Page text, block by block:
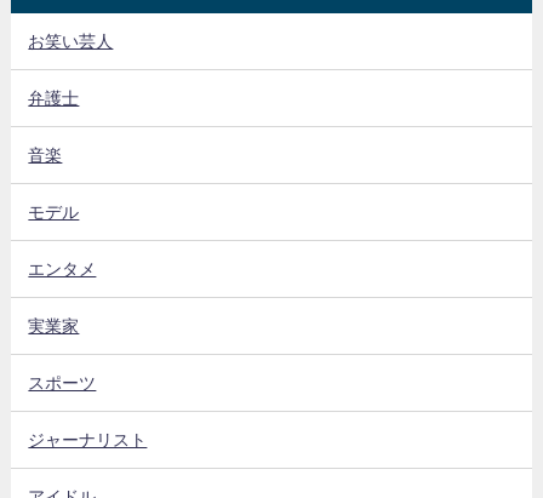
お笑い芸人
弁護士
音楽
モデル
エンタメ
実業家
スポーツ
ジャーナリスト